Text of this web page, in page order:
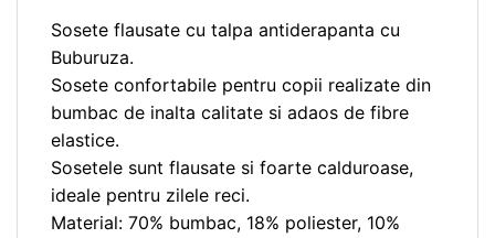
Sosete flausate cu talpa antiderapanta cu
Buburuza.
Sosete confortabile pentru copii realizate din
bumbac de inalta calitate si adaos de fibre
elastice.
Sosetele sunt flausate si foarte calduroase,
ideale pentru zilele reci.
Material: 70% bumbac, 18% poliester, 10%